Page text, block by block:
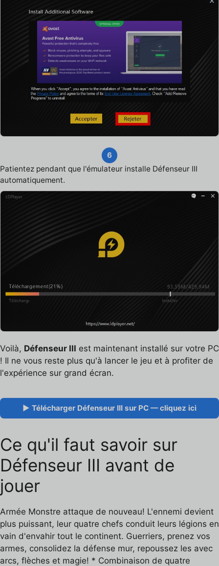
6
Patientez pendant que l'émulateur installe Défenseur III
automatiquement.
Voilà, Défenseur III est maintenant installé sur votre PC
! Il ne vous reste plus qu'à lancer le jeu et à profiter de
l'expérience sur grand écran.
▶ Télécharger Défenseur III sur PC — cliquez ici
Ce qu'il faut savoir sur
Défenseur III avant de
jouer
Armée Monstre attaque de nouveau! L'ennemi devient
plus puissant, leur quatre chefs conduit leurs légions en
vain d'envahir tout le continent. Guerriers, prenez vos
armes, consolidez la défense mur, repoussez les avec
arcs, flèches et magie! * Combinaison de quatre